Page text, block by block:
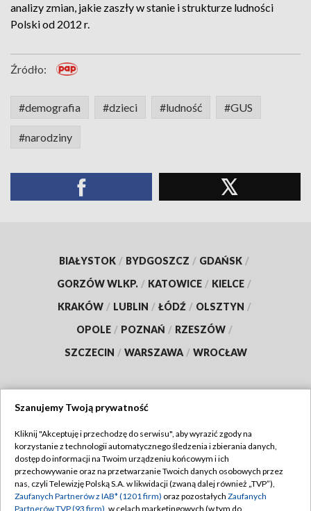
analizy zmian, jakie zaszły w stanie i strukturze ludności
Polski od 2012 r.
Źródło:
#demografia #dzieci #ludność #GUS
#narodziny
BIAŁYSTOK / BYDGOSZCZ / GDAŃSK /
GORZÓW WLKP. / KATOWICE / KIELCE /
KRAKÓW / LUBLIN / ŁÓDŹ / OLSZTYN /
OPOLE / POZNAŃ / RZESZÓW /
SZCZECIN / WARSZAWA / WROCŁAW
TVP
Abonament TVP
Emisja w TVP
Regulamin TVP
Polityka prywatności
Szanujemy Twoją prywatność
Kliknij "Akceptuję i przechodzę do serwisu", aby wyrazić zgody na
korzystanie z technologii automatycznego śledzenia i zbierania danych,
dostęp do informacji na Twoim urządzeniu końcowym i ich
przechowywanie oraz na przetwarzanie Twoich danych osobowych przez
nas, czyli Telewizję Polską S.A. w likwidacji (zwaną dalej również „TVP”),
Zaufanych Partnerów z IAB* (1201 firm) oraz pozostałych Zaufanych
Partnerów TVP (93 firm) , w celach marketingowych (w tym do